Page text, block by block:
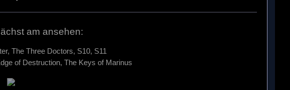
am ansehen:
The Three Doctors, S10, S11
of Destruction, The Keys of Marinus